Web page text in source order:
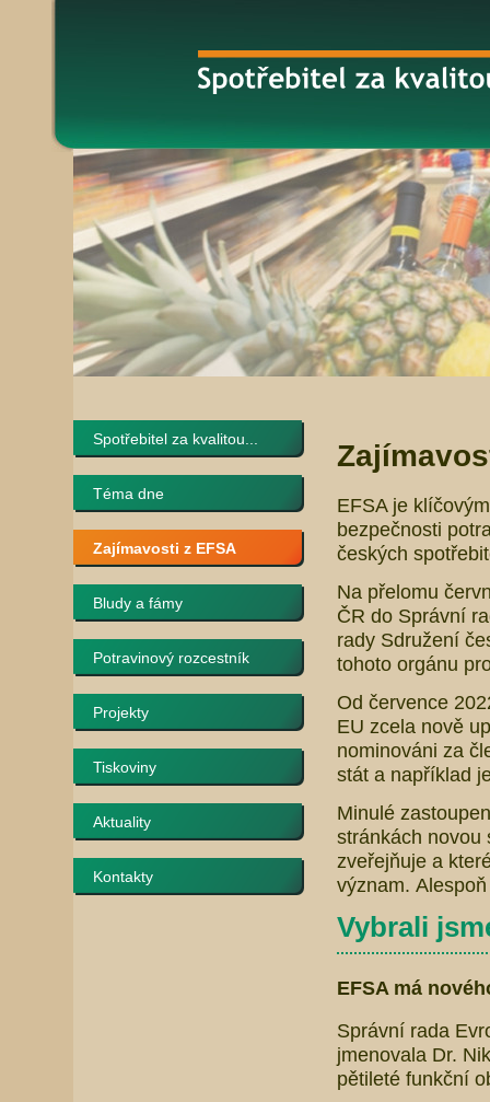
Spotřebitel za kvalitou...
Téma dne
Zajímavosti z EFSA
Bludy a fámy
Potravinový rozcestník
Projekty
Tiskoviny
Aktuality
Kontakty
EFSA je
bezpečnosti
českých
Na přelomu
ČR do Správní
rady Sdružení
tohoto orgánu
Od července
EU zcela nově
nominováni za
stát a například
Minulé
stránkách novou
zveřejňuje a
význam.
Vybrali
EFSA má
Správní rada
jmenovala Dr.
pětileté funkční